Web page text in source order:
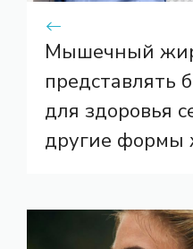
Мышечный
представлять
для здоровья
другие формы